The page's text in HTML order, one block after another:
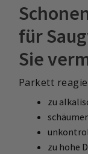
für
Sie
Parkett
zu
zu hohe